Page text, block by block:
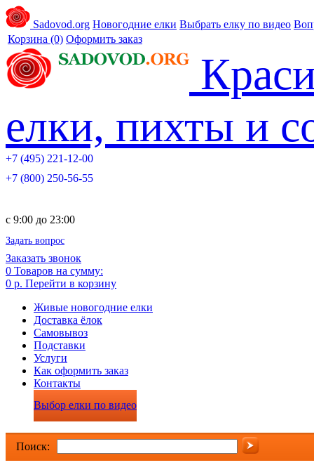
Sadovod.org Новогодние елки Выбрать елку по видео
Корзина (0) Оформить заказ
елки, пихты и
+7 (495) 221-12-00
+7 (800) 250-56-55
c 9:00 до 23:00
Задать вопрос
Заказать звонок
0 Товаров на сумму:
0 р. Перейти в корзину
Живые новогодние елки
Доставка ёлок
Самовывоз
Подставки
Услуги
Как оформить заказ
Контакты
Выбор елки по видео
Поиск: